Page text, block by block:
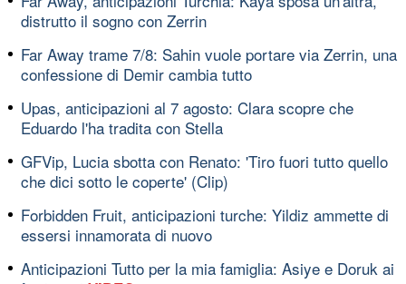
distrutto il sogno con Zerrin
Far Away trame 7/8: Sahin vuole portare via Zerrin, una
confessione di Demir cambia tutto
Upas, anticipazioni al 7 agosto: Clara scopre che
Eduardo l'ha tradita con Stella
GFVip, Lucia sbotta con Renato: 'Tiro fuori tutto quello
che dici sotto le coperte' (Clip)
Forbidden Fruit, anticipazioni turche: Yildiz ammette di
essersi innamorata di nuovo
Anticipazioni Tutto per la mia famiglia: Asiye e Doruk ai